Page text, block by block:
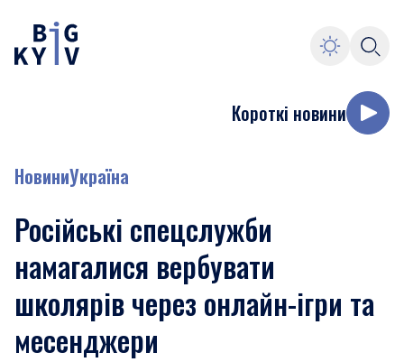
Короткі новини
НовиниУкраїна
Російські спецслужби
намагалися вербувати
школярів через онлайн-ігри та
месенджери